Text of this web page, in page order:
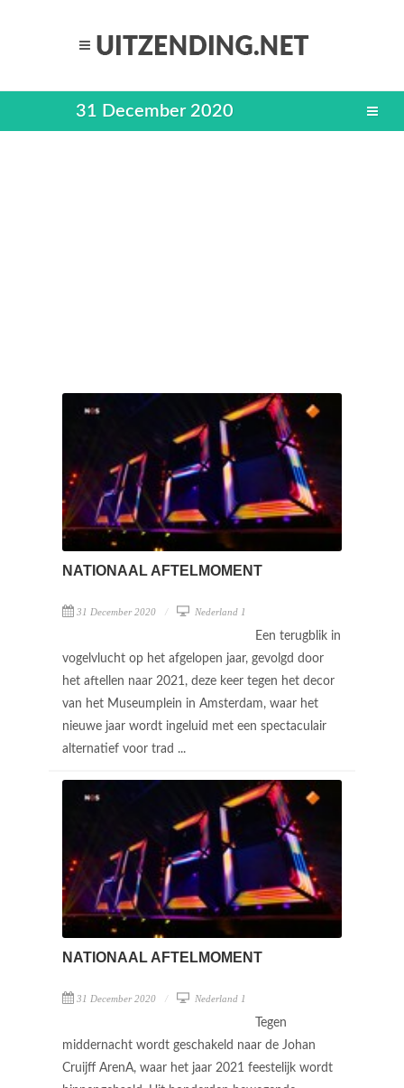
31 December 2020
NATIONAAL AFTELMOMENT
31 December 2020 Nederland 1
Een terugblik in
vogelvlucht op het afgelopen jaar, gevolgd door
het aftellen naar 2021, deze keer tegen het decor
van het Museumplein in Amsterdam, waar het
nieuwe jaar wordt ingeluid met een spectaculair
alternatief voor trad ...
NATIONAAL AFTELMOMENT
31 December 2020 Nederland 1
Tegen
middernacht wordt geschakeld naar de Johan
Cruijff ArenA, waar het jaar 2021 feestelijk wordt